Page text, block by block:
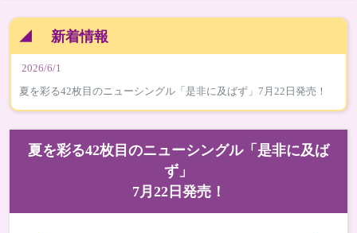
◢ 新着情報
2026/6/1
夏を彩る42枚目のニューシングル「是非に及ばず」7月22日発売！
夏を彩る42枚目のニューシングル「是非に及ば
ず」
7月22日発売！